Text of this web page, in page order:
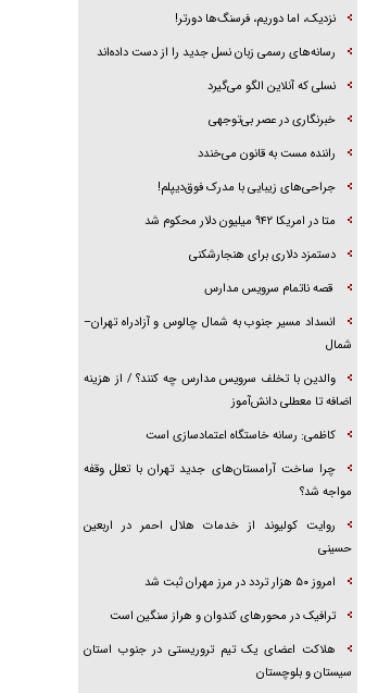
جزئیات شکنجه‌هایم فراتر از آن است که در بیان
برابر یورش به پاسگاه‌های پلیس
نزدیک، اما دوریم، فرسنگ‌ها دورتر!
رسانه‌های رسمی زبان نسل جدید را از دست داده‌اند
نسلی که آنلاین الگو می‌گیرد
‌خبرنگاری در عصر بی‌توجهی
راننده مست به قانون می‌خندد
جراحی‌های زیبایی با مدرک فوق‌دیپلم!
متا در امریکا ۹۴۲ میلیون دلار محکوم شد
دستمزد دلاری برای هنجارشکنی
قصه ناتمام سرویس مدارس
انسداد مسیر جنوب به شمال چالوس و آزادراه تهران–
شمال
والدین با تخلف سرویس مدارس چه کنند؟ / از هزینه
اضافه تا معطلی دانش‌آموز
کاظمی: رسانه خاستگاه اعتمادسازی است
چرا ساخت آرامستان‌های جدید تهران با تعلل وقفه
مواجه شد؟
روایت کولیوند از خدمات هلال احمر در اربعین
حسینی
امروز ۵۰ هزار تردد در مرز مهران ثبت شد
ترافیک در محور‌های کندوان و هراز سنگین است
هلاکت اعضای یک تیم تروریستی در جنوب استان
سیستان و بلوچستان